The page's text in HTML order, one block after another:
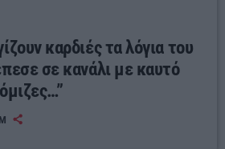
καρδιές τα λόγια του
σε κανάλι με καυτό